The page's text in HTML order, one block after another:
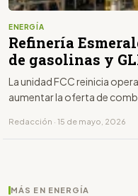
ENERGÍA
Refinería
de gasolinas y
La unidad FCC reinicia
aumentar la oferta de
Redacción · 15 de mayo, 2026
MÁS EN ENERGÍA